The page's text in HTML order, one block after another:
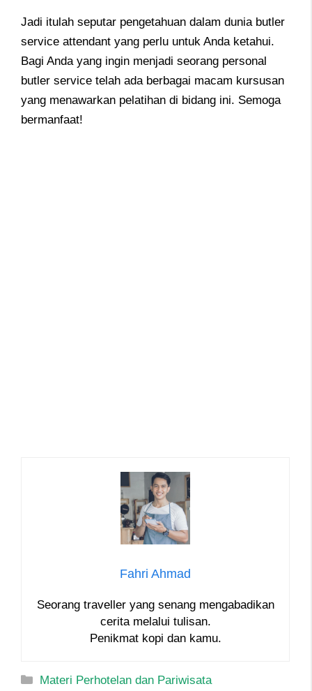
Jadi itulah seputar pengetahuan dalam dunia butler
service attendant yang perlu untuk Anda ketahui.
Bagi Anda yang ingin menjadi seorang personal
butler service telah ada berbagai macam kursusan
yang menawarkan pelatihan di bidang ini. Semoga
bermanfaat!
Fahri Ahmad
Seorang traveller yang senang mengabadikan
cerita melalui tulisan.
Penikmat kopi dan kamu.
Categories
Materi Perhotelan dan Pariwisata